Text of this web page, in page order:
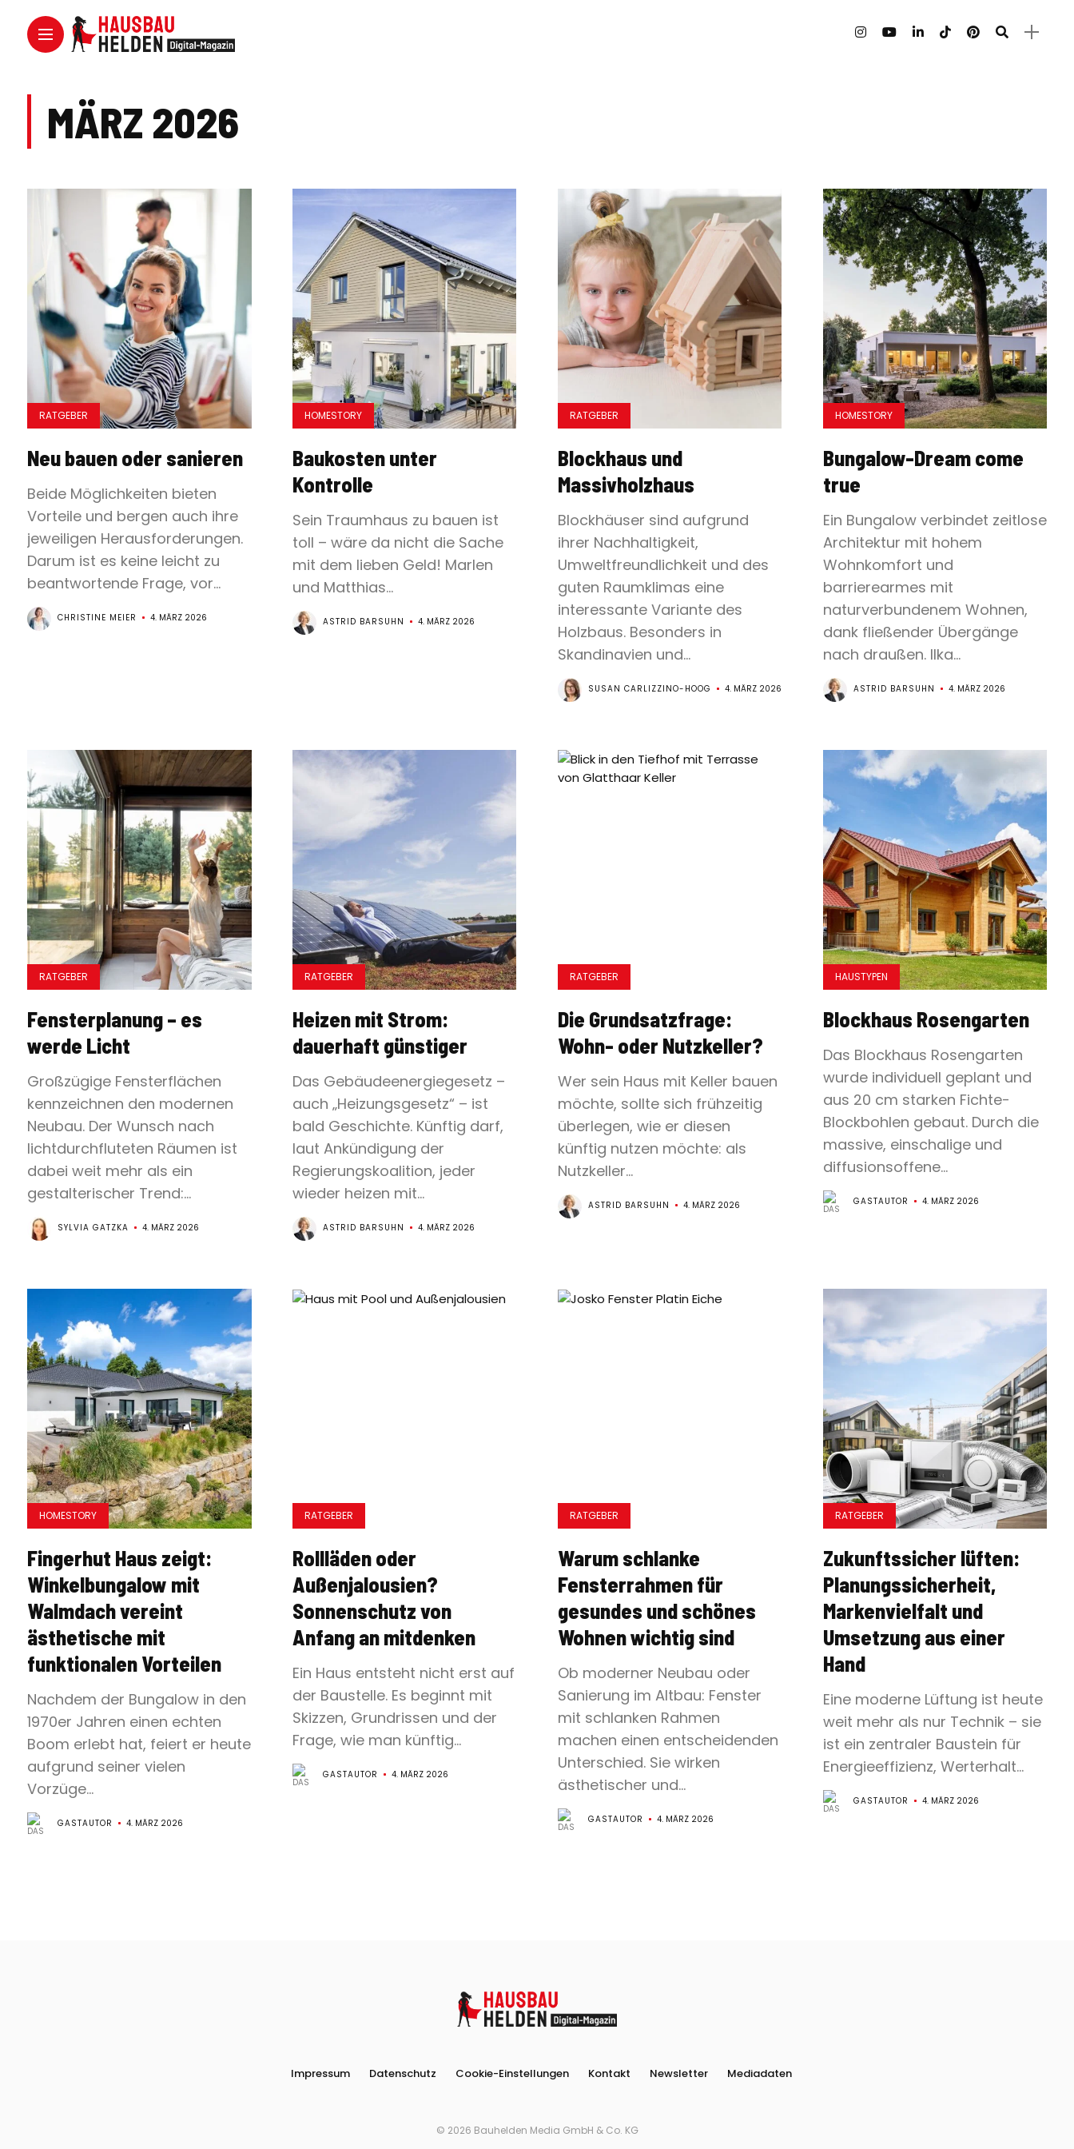
Wohntrends
Outdoor
MÄRZ 2026
RATGEBER
Neu bauen oder sanieren
Beide Möglichkeiten bieten
Vorteile und bergen auch ihre
jeweiligen Herausforderungen.
Darum ist es keine leicht zu
beantwortende Frage, vor...
CHRISTINE MEIER 4. MÄRZ 2026
HOMESTORY
Baukosten unter
Kontrolle
Sein Traumhaus zu bauen ist
toll – wäre da nicht die Sache
mit dem lieben Geld! Marlen
und Matthias...
ASTRID BARSUHN 4. MÄRZ 2026
RATGEBER
Blockhaus und
Massivholzhaus
Blockhäuser sind aufgrund
ihrer Nachhaltigkeit,
Umweltfreundlichkeit und des
guten Raumklimas eine
interessante Variante des
Holzbaus. Besonders in
Skandinavien und...
SUSAN CARLIZZINO-HOOG 4. MÄRZ 2026
HOMESTORY
Bungalow-Dream come
true
Ein Bungalow verbindet zeitlose
Architektur mit hohem
Wohnkomfort und
barrierearmes mit
naturverbundenem Wohnen,
dank fließender Übergänge
nach draußen. Ilka...
ASTRID BARSUHN 4. MÄRZ 2026
RATGEBER
Fensterplanung – es
werde Licht
Großzügige Fensterflächen
kennzeichnen den modernen
Neubau. Der Wunsch nach
lichtdurchfluteten Räumen ist
dabei weit mehr als ein
gestalterischer Trend:...
SYLVIA GATZKA 4. MÄRZ 2026
RATGEBER
Heizen mit Strom:
dauerhaft günstiger
Das Gebäudeenergiegesetz –
auch „Heizungsgesetz“ – ist
bald Geschichte. Künftig darf,
laut Ankündigung der
Regierungskoalition, jeder
wieder heizen mit...
ASTRID BARSUHN 4. MÄRZ 2026
RATGEBER
Die Grundsatzfrage:
Wohn- oder Nutzkeller?
Wer sein Haus mit Keller bauen
möchte, sollte sich frühzeitig
überlegen, wie er diesen
künftig nutzen möchte: als
Nutzkeller...
ASTRID BARSUHN 4. MÄRZ 2026
HAUSTYPEN
Blockhaus Rosengarten
Das Blockhaus Rosengarten
wurde individuell geplant und
aus 20 cm starken Fichte-
Blockbohlen gebaut. Durch die
massive, einschalige und
diffusionsoffene...
GASTAUTOR 4. MÄRZ 2026
HOMESTORY
Fingerhut Haus zeigt:
Winkelbungalow mit
Walmdach vereint
ästhetische mit
funktionalen Vorteilen
Nachdem der Bungalow in den
1970er Jahren einen echten
Boom erlebt hat, feiert er heute
aufgrund seiner vielen
Vorzüge...
GASTAUTOR 4. MÄRZ 2026
RATGEBER
Rollläden oder
Außenjalousien?
Sonnenschutz von
Anfang an mitdenken
Ein Haus entsteht nicht erst auf
der Baustelle. Es beginnt mit
Skizzen, Grundrissen und der
Frage, wie man künftig...
GASTAUTOR 4. MÄRZ 2026
RATGEBER
Warum schlanke
Fensterrahmen für
gesundes und schönes
Wohnen wichtig sind
Ob moderner Neubau oder
Sanierung im Altbau: Fenster
mit schlanken Rahmen
machen einen entscheidenden
Unterschied. Sie wirken
ästhetischer und...
GASTAUTOR 4. MÄRZ 2026
RATGEBER
Zukunftssicher lüften:
Planungssicherheit,
Markenvielfalt und
Umsetzung aus einer
Hand
Eine moderne Lüftung ist heute
weit mehr als nur Technik – sie
ist ein zentraler Baustein für
Energieeffizienz, Werterhalt...
GASTAUTOR 4. MÄRZ 2026
Impressum Datenschutz Cookie-Einstellungen Kontakt Newsletter Mediadaten
© 2026 Bauhelden Media GmbH & Co. KG